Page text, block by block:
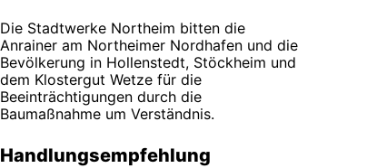
Die Stadtwerke Northeim bitten die
Anrainer am Northeimer Nordhafen und die
Bevölkerung in Hollenstedt, Stöckheim und
dem Klostergut Wetze für die
Beeinträchtigungen durch die
Baumaßnahme um Verständnis.
Handlungsempfehlung